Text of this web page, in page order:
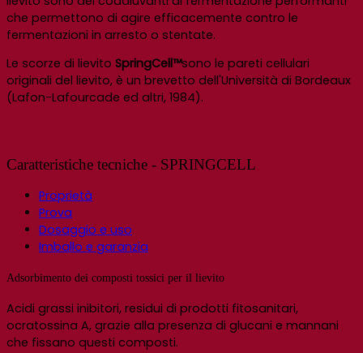
che permettono di agire efficacemente contro le
fermentazioni in arresto o stentate.
Le scorze di lievito SpringCell™sono le pareti cellulari
originali del lievito, è un brevetto dell'Università di Bordeaux
(Lafon-Lafourcade ed altri, 1984).
Caratteristiche tecniche - SPRINGCELL
Proprietà
Prova
Dosaggio e uso
Imballo e garanzia
Adsorbimento dei composti tossici per il lievito
Acidi grassi inibitori, residui di prodotti fitosanitari,
ocratossina A, grazie alla presenza di glucani e mannani
che fissano questi composti.